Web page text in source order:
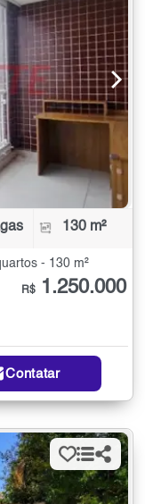
130 m²
- 130 m²
R$ 1.250.000
Contatar